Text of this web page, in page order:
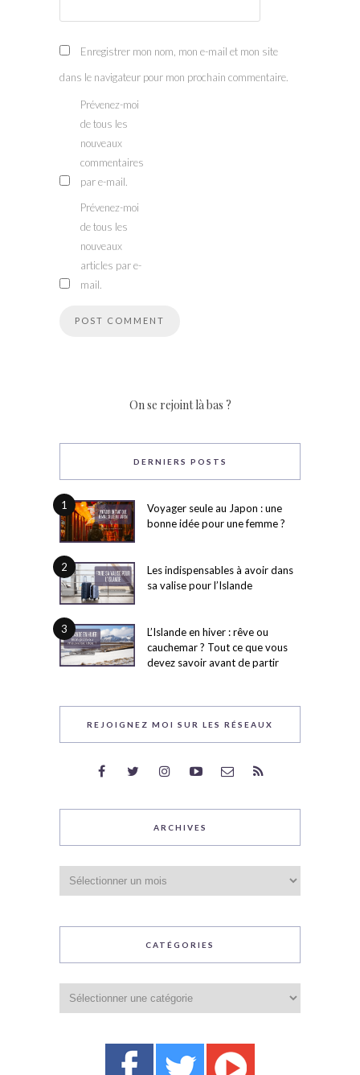
Enregistrer mon nom, mon e-mail et mon site
dans le navigateur pour mon prochain commentaire.
Prévenez-moi
de tous les
nouveaux
commentaires
par e-mail.
Prévenez-moi
de tous les
nouveaux
articles par e-
mail.
On se rejoint là bas ?
DERNIERS POSTS
1
Voyager seule au Japon : une
bonne idée pour une femme ?
2
Les indispensables à avoir dans
sa valise pour l’Islande
3
L’Islande en hiver : rêve ou
cauchemar ? Tout ce que vous
devez savoir avant de partir
REJOIGNEZ MOI SUR LES RÉSEAUX
ARCHIVES
CATÉGORIES